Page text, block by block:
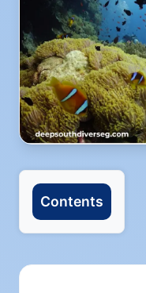
Contents